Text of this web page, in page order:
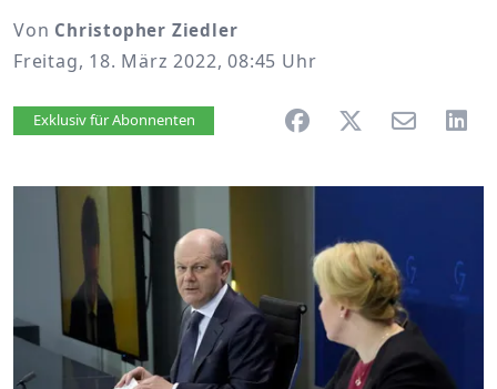
Von Christopher Ziedler
Freitag, 18. März 2022, 08:45 Uhr
Artikel vorlesen
Exklusiv für Abonnenten